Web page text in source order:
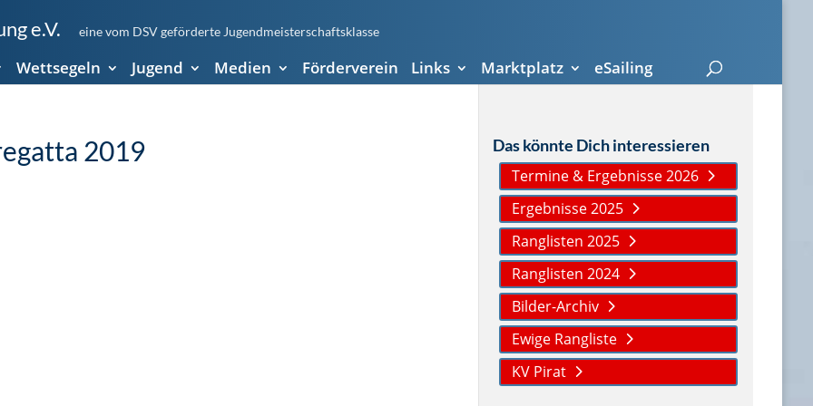
e.V. eine vom DSV geförderte Jugendmeisterschaftsklasse
Wettsegeln Jugend Medien Förderverein Links Marktplatz eSailing
2019
Das könnte Dich interessieren
Termine & Ergebnisse 2026
Ergebnisse 2025
Ranglisten 2025
Ranglisten 2024
Bilder-Archiv
Ewige Rangliste
KV Pirat